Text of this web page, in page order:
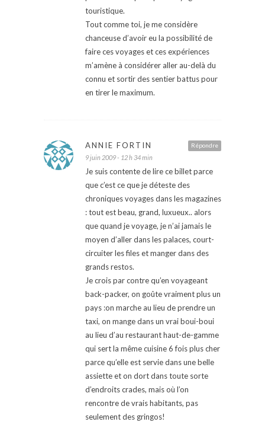
touristique.
Tout comme toi, je me considère
chanceuse d’avoir eu la possibilité de
faire ces voyages et ces expériences
m’amène à considérer aller au-delà du
connu et sortir des sentier battus pour
en tirer le maximum.
Répondre
ANNIE FORTIN
9 juin 2009 - 12 h 34 min
Je suis contente de lire ce billet parce
que c’est ce que je déteste des
chroniques voyages dans les magazines
: tout est beau, grand, luxueux.. alors
que quand je voyage, je n’ai jamais le
moyen d’aller dans les palaces, court-
circuiter les files et manger dans des
grands restos.
Je crois par contre qu’en voyageant
back-packer, on goûte vraiment plus un
pays :on marche au lieu de prendre un
taxi, on mange dans un vrai boui-boui
au lieu d’au restaurant haut-de-gamme
qui sert la même cuisine 6 fois plus cher
parce qu’elle est servie dans une belle
assiette et on dort dans toute sorte
d’endroits crades, mais où l’on
rencontre de vrais habitants, pas
seulement des gringos!